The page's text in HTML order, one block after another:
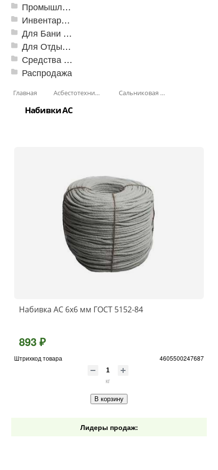
Промышленный текстиль
Инвентарь для клининга
Для Бани и Сауны
Для Отдыха и Пикника
Средства от насекомых и садовых вредителей
Распродажа
Главная Асбестотехнические и теплоизоляционные материалы Сальниковая набивка
Набивки АС
Набивка АС 6х6 мм ГОСТ 5152-84
893 ₽
Штрихкод товара 4605500247687
кг
В корзину
Лидеры продаж: